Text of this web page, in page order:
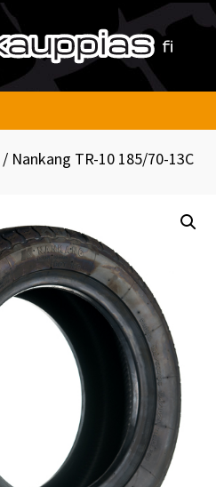
/ Nankang TR-10 185/70-13C